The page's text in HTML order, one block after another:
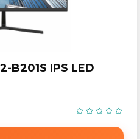
B201S IPS LED